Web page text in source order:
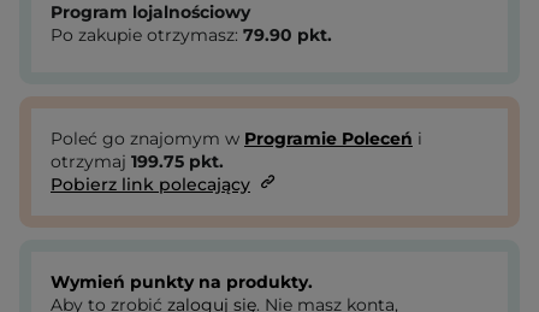
Program lojalnościowy
Po zakupie otrzymasz: 79.90 pkt.
Poleć go znajomym w Programie Poleceń i
otrzymaj 199.75 pkt.
Pobierz link polecający
Wymień punkty na produkty.
Aby to zrobić zaloguj się. Nie masz konta,